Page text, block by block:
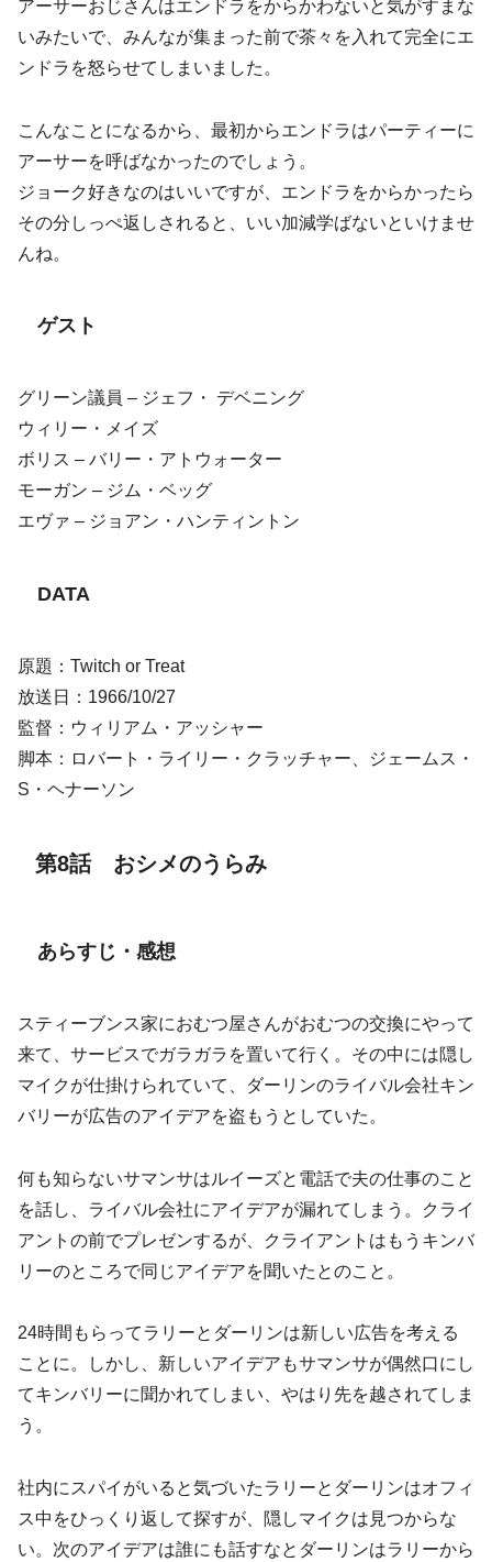
アーサーおじさんはエンドラをからかわないと気がすまな
いみたいで、みんなが集まった前で茶々を入れて完全にエ
ンドラを怒らせてしまいました。
こんなことになるから、最初からエンドラはパーティーに
アーサーを呼ばなかったのでしょう。
ジョーク好きなのはいいですが、エンドラをからかったら
その分しっぺ返しされると、いい加減学ばないといけませ
んね。
ゲスト
グリーン議員 – ジェフ・ デベニング
ウィリー・メイズ
ボリス – バリー・アトウォーター
モーガン – ジム・ベッグ
エヴァ – ジョアン・ハンティントン
DATA
原題：Twitch or Treat
放送日：1966/10/27
監督：ウィリアム・アッシャー
脚本：ロバート・ライリー・クラッチャー、ジェームス・
S・ヘナーソン
第8話 おシメのうらみ
あらすじ・感想
スティーブンス家におむつ屋さんがおむつの交換にやって
来て、サービスでガラガラを置いて行く。その中には隠し
マイクが仕掛けられていて、ダーリンのライバル会社キン
バリーが広告のアイデアを盗もうとしていた。
何も知らないサマンサはルイーズと電話で夫の仕事のこと
を話し、ライバル会社にアイデアが漏れてしまう。クライ
アントの前でプレゼンするが、クライアントはもうキンバ
リーのところで同じアイデアを聞いたとのこと。
24時間もらってラリーとダーリンは新しい広告を考える
ことに。しかし、新しいアイデアもサマンサが偶然口にし
てキンバリーに聞かれてしまい、やはり先を越されてしま
う。
社内にスパイがいると気づいたラリーとダーリンはオフィ
ス中をひっくり返して探すが、隠しマイクは見つからな
い。次のアイデアは誰にも話すなとダーリンはラリーから